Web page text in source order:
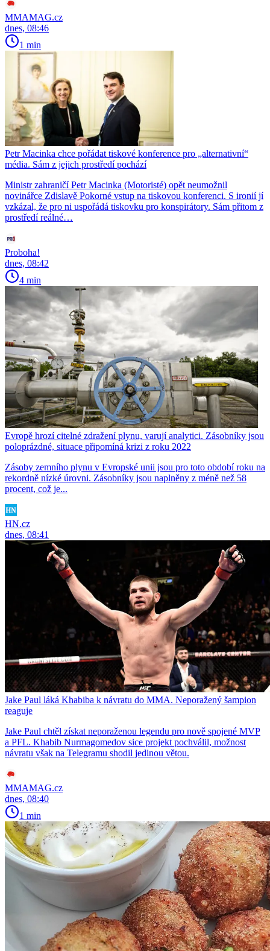
MMAMAG.cz
dnes, 08:46
1 min
Petr Macinka chce pořádat tiskové konference pro „alternativní“
média. Sám z jejich prostředí pochází
Ministr zahraničí Petr Macinka (Motoristé) opět neumožnil
novinářce Zdislavě Pokorné vstup na tiskovou konferenci. S ironií jí
vzkázal, že pro ni uspořádá tiskovku pro konspirátory. Sám přitom z
prostředí reálné…
Proboha!
dnes, 08:42
4 min
Evropě hrozí citelné zdražení plynu, varují analytici. Zásobníky jsou
poloprázdné, situace připomíná krizi z roku 2022
Zásoby zemního plynu v Evropské unii jsou pro toto období roku na
rekordně nízké úrovni. Zásobníky jsou naplněny z méně než 58
procent, což je...
HN.cz
dnes, 08:41
Jake Paul láká Khabiba k návratu do MMA. Neporažený šampion
reaguje
Jake Paul chtěl získat neporaženou legendu pro nově spojené MVP
a PFL. Khabib Nurmagomedov sice projekt pochválil, možnost
návratu však na Telegramu shodil jedinou větou.
MMAMAG.cz
dnes, 08:40
1 min